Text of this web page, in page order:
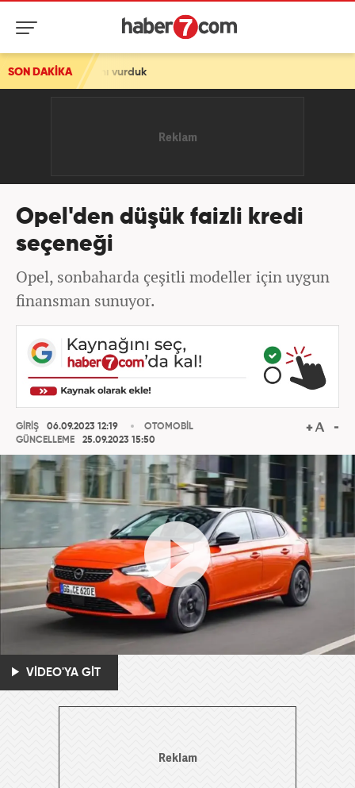
SON DAKİKA
vurduk
Opel'den düşük faizli kredi
seçeneği
Opel, sonbaharda çeşitli modeller için uygun
finansman sunuyor.
GİRİŞ
06.09.2023 12:19
GÜNCELLEME
25.09.2023 15:50
OTOMOBİL
VİDEO'YA GİT